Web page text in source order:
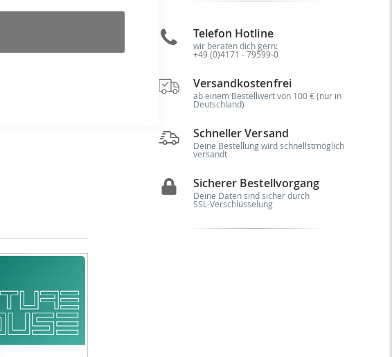
zu bewegen.
Telefon Hotline
wir beraten dich gern:
+49 (0)4171 - 79599-0
Versandkostenfrei
ab einem Bestellwert von 100 € (nur in
Deutschland)
Schneller Versand
Deine Bestellung wird schnellstmöglich
versandt
Sicherer Bestellvorgang
Deine Daten sind sicher durch
SSL-Verschlüsselung